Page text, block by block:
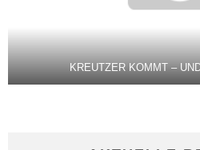
KREUTZER KOMMT –